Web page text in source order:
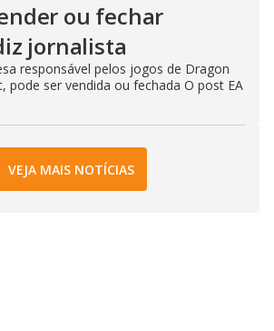
ou fechar
jornalista
responsável pelos jogos de Dragon
pode ser vendida ou fechada O post EA
VEJA MAIS NOTÍCIAS